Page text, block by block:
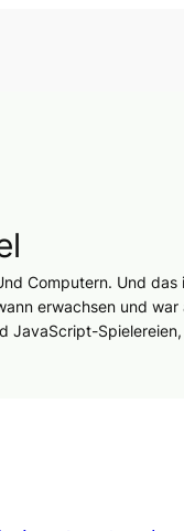
Computern. Und
erwachsen und
JavaScript-